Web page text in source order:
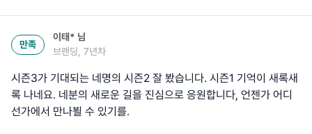
만족
이태* 님
브랜딩, 7년차
시즌3가 기대되는 네명의 시즌2 잘 봤습니다. 시즌1 기억이 새록새
록 나네요. 네분의 새로운 길을 진심으로 응원합니다, 언젠가 어디
선가에서 만나뵐 수 있기를.